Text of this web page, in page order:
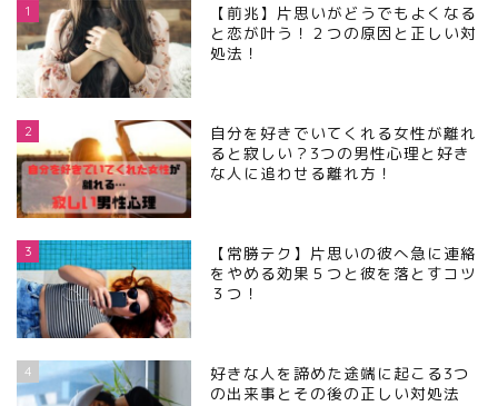
1
【前兆】片思いがどうでもよくなる
と恋が叶う！２つの原因と正しい対
処法！
2
自分を好きでいてくれる女性が離れ
ると寂しい？3つの男性心理と好き
な人に追わせる離れ方！
3
【常勝テク】片思いの彼へ急に連絡
をやめる効果５つと彼を落とすコツ
３つ！
4
好きな人を諦めた途端に起こる3つ
の出来事とその後の正しい対処法